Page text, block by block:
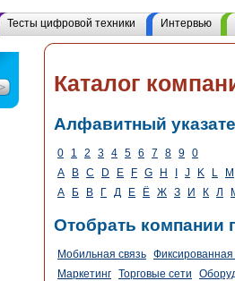
Тесты цифровой техники Интервью
Каталог
Алфавитный
0 1 2 3 4 5 6 7 8 9 0
A
B C D E F G H J K L
M
А
Б В Г Д Е Ё Ж З И К Л
Отобрать компании
Мобильная связь Фиксированная
Маркетинг Торговые сети